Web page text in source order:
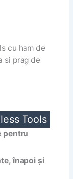
Tools
pentru
înapoi și